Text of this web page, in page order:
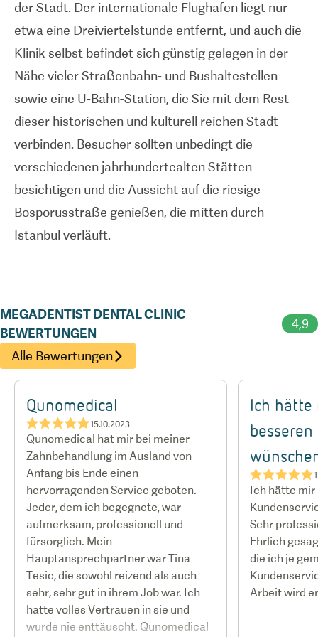
gewährleisten. Die Praxis verfügt über drei
Operationssäle und hat den Vorteil eines eigenen
Dentallabors. Gegen einen Aufpreis ist für
Patienten, die dies wünschen oder benötigen, eine
Vollsedierung möglich, die nach türkischem Recht
in einem Krankenhaus durchgeführt wird.
Zudem verfügt Megadentist Zahnklinik über ein
Zertifikat des türkischen
Gesundheitsministeriums für internationalen
Gesundheitstourismus, welches das Engagement
Patienten immer in englischer Sprache
empfangen, da das gesamte Team - einschließlich
der Zahnärzte - fließend Englisch spricht. Es gibt
zusätzlich kann das engagierte
Gästebetreuungsteam bei Bedarf auch einen
Übersetzer vermitteln. Es werden außerdem
Transfers für Patienten arrangiert und sogar eine
Stadtrundfahrt für diejenigen angeboten, die drei
der Stadt. Der internationale Flughafen liegt nur
etwa eine Dreiviertelstunde entfernt, und auch die
Klinik selbst befindet sich günstig gelegen in der
Nähe vieler Straßenbahn- und Bushaltestellen
sowie eine U-Bahn-Station, die Sie mit dem Rest
dieser historischen und kulturell reichen Stadt
verbinden. Besucher sollten unbedingt die
verschiedenen jahrhundertealten Stätten
besichtigen und die Aussicht auf die riesige
Bosporusstraße genießen, die mitten durch
Istanbul verläuft.
MEGADENTIST DENTAL CLINIC
BEWERTUNGEN
4,9
Alle Bewertungen
Qunomedical
★★★★★15.10.2023
Qunomedical hat mir bei meiner
Zahnbehandlung im Ausland von
Anfang bis Ende einen
hervorragenden Service geboten.
Jeder, dem ich begegnete, war
aufmerksam, professionell und
fürsorglich. Mein
Hauptansprechpartner war Tina
Tesic, die sowohl reizend als auch
sehr, sehr gut in ihrem Job war. Ich
hatte volles Vertrauen in sie und
wurde nie enttäuscht. Qunomedical
Ich
★★★★★
Ich hätte mir
Sehr
Ehrlich
die ich je
Arbeit wird